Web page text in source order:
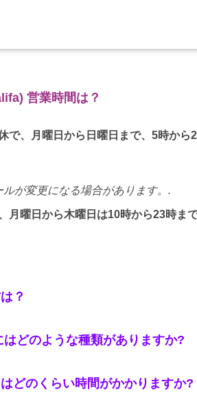
営業時間は？
で、月曜日から日曜日まで、5時から
が変更になる場合があります。.
月曜日から木曜日は10時から23時ま
？
どのような種類がありますか?
どのくらい時間がかかりますか?